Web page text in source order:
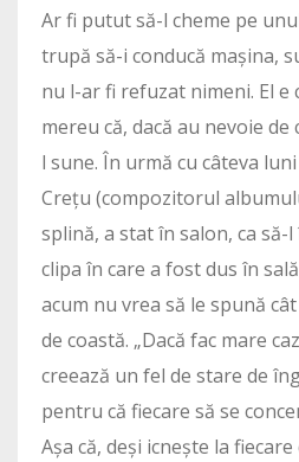
Ar fi putut să-l cheme pe
trupă să-i conducă mașina,
nu l-ar fi refuzat nimeni. El e
mereu că, dacă au nevoie
l sune. În urmă cu câteva
Crețu (compozitorul
splină, a stat în salon, ca să-
clipa în care a fost dus în
acum nu vrea să le spună
de coastă. „Dacă fac mare
creează un fel de stare de
pentru că fiecare să se
Așa că, deși icnește la